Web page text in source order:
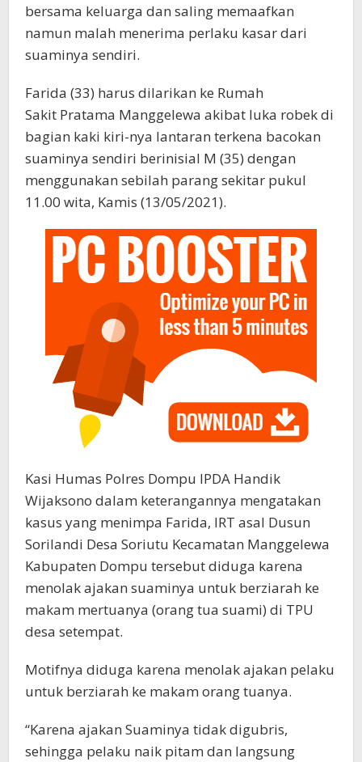
bersama keluarga dan saling memaafkan
namun malah menerima perlaku kasar dari
suaminya sendiri.
Farida (33) harus dilarikan ke Rumah
Sakit Pratama Manggelewa akibat luka robek di
bagian kaki kiri-nya lantaran terkena bacokan
suaminya sendiri berinisial M (35) dengan
menggunakan sebilah parang sekitar pukul
11.00 wita, Kamis (13/05/2021).
Kasi Humas Polres Dompu IPDA Handik
Wijaksono dalam keterangannya mengatakan
kasus yang menimpa Farida, IRT asal Dusun
Sorilandi Desa Soriutu Kecamatan Manggelewa
Kabupaten Dompu tersebut diduga karena
menolak ajakan suaminya untuk berziarah ke
makam mertuanya (orang tua suami) di TPU
desa setempat.
Motifnya diduga karena menolak ajakan pelaku
untuk berziarah ke makam orang tuanya.
“Karena ajakan Suaminya tidak digubris,
sehingga pelaku naik pitam dan langsung